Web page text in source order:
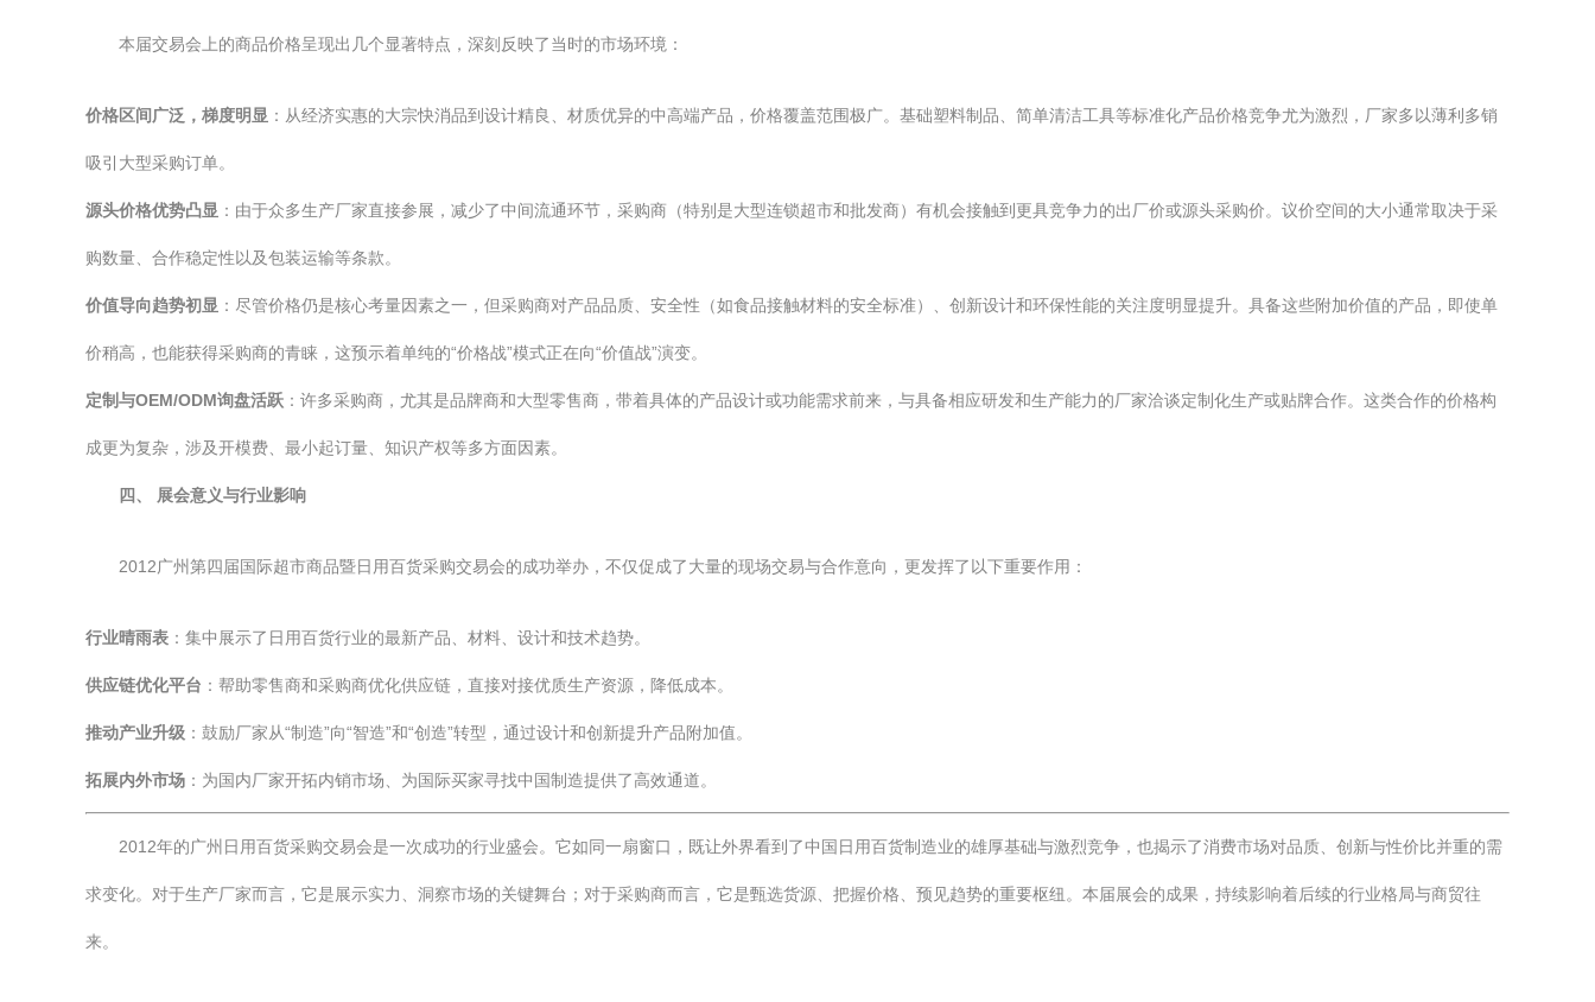
本届交易会上的商品价格呈现出几个显著特点，深刻反映了当时的市场环境：
价格区间广泛，梯度明显 ：从经济实惠的大宗快消品到设计精良、材质优异的中高端产品，价格覆盖范围极广。基础塑料制品、简单清洁工具等标准化产品价格竞争尤为激烈，厂家多以薄利多销
吸引大型采购订单。
源头价格优势凸显 ：由于众多生产厂家直接参展，减少了中间流通环节，采购商（特别是大型连锁超市和批发商）有机会接触到更具竞争力的出厂价或源头采购价。议价空间的大小通常取决于采
购数量、合作稳定性以及包装运输等条款。
价值导向趋势初显 ：尽管价格仍是核心考量因素之一，但采购商对产品品质、安全性（如食品接触材料的安全标准）、创新设计和环保性能的关注度明显提升。具备这些附加价值的产品，即使单
价稍高，也能获得采购商的青睐，这预示着单纯的“价格战”模式正在向“价值战”演变。
定制与OEM/ODM询盘活跃 ：许多采购商，尤其是品牌商和大型零售商，带着具体的产品设计或功能需求前来，与具备相应研发和生产能力的厂家洽谈定制化生产或贴牌合作。这类合作的价格构
成更为复杂，涉及开模费、最小起订量、知识产权等多方面因素。
四、 展会意义与行业影响
2012广州第四届国际超市商品暨日用百货采购交易会的成功举办，不仅促成了大量的现场交易与合作意向，更发挥了以下重要作用：
行业晴雨表 ：集中展示了日用百货行业的最新产品、材料、设计和技术趋势。
供应链优化平台 ：帮助零售商和采购商优化供应链，直接对接优质生产资源，降低成本。
推动产业升级 ：鼓励厂家从“制造”向“智造”和“创造”转型，通过设计和创新提升产品附加值。
拓展内外市场 ：为国内厂家开拓内销市场、为国际买家寻找中国制造提供了高效通道。
2012年的广州日用百货采购交易会是一次成功的行业盛会。它如同一扇窗口，既让外界看到了中国日用百货制造业的雄厚基础与激烈竞争，也揭示了消费市场对品质、创新与性价比并重的需
求变化。对于生产厂家而言，它是展示实力、洞察市场的关键舞台；对于采购商而言，它是甄选货源、把握价格、预见趋势的重要枢纽。本届展会的成果，持续影响着后续的行业格局与商贸往
来。